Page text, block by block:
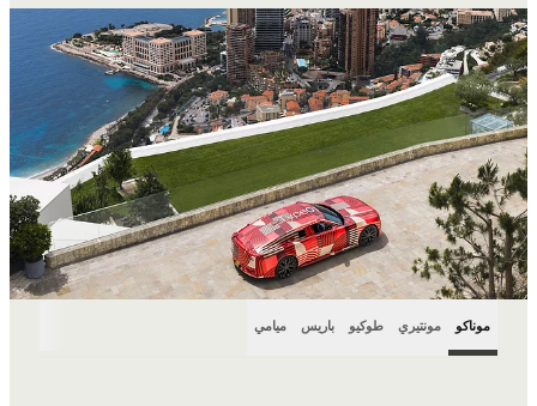
موناكو مونتيري طوكيو باريس ميامي